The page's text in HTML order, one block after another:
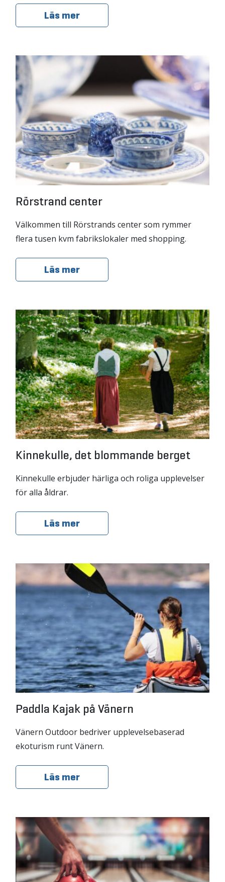
Läs mer
Rörstrand center
Välkommen till Rörstrands center som rymmer
flera tusen kvm fabrikslokaler med shopping.
Läs mer
Kinnekulle, det blommande berget
Kinnekulle erbjuder härliga och roliga upplevelser
för alla åldrar.
Läs mer
Paddla Kajak på Vänern
Vänern Outdoor bedriver upplevelsebaserad
ekoturism runt Vänern.
Läs mer